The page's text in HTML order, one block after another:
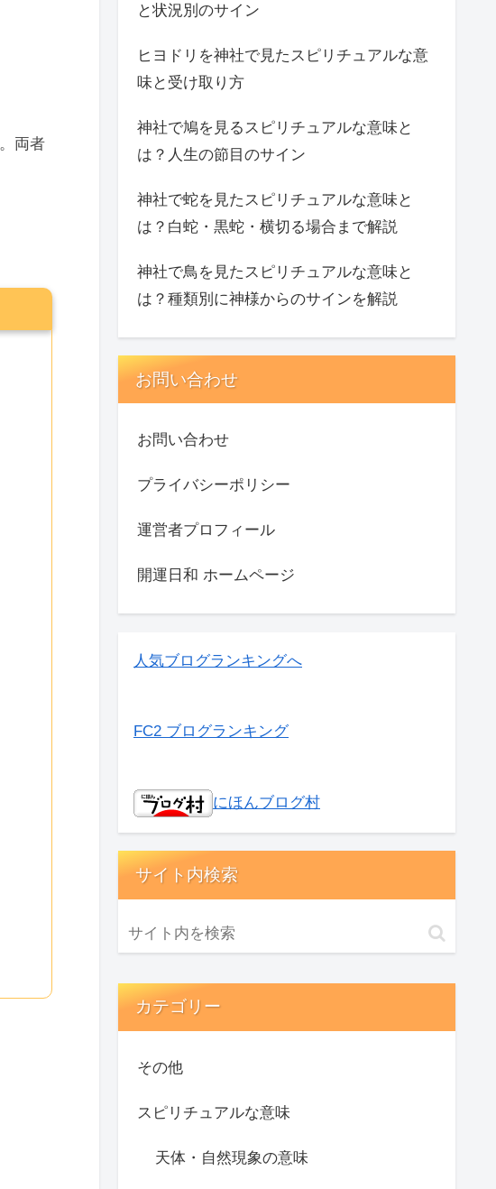
。両者
と状況別のサイン
ヒヨドリを神社で見たスピリチュアルな意
味と受け取り方
神社で鳩を見るスピリチュアルな意味と
は？人生の節目のサイン
神社で蛇を見たスピリチュアルな意味と
は？白蛇・黒蛇・横切る場合まで解説
神社で鳥を見たスピリチュアルな意味と
は？種類別に神様からのサインを解説
お問い合わせ
お問い合わせ
プライバシーポリシー
運営者プロフィール
開運日和 ホームページ
人気ブログランキングへ
FC2 ブログランキング
にほんブログ村
サイト内検索
カテゴリー
その他
スピリチュアルな意味
天体・自然現象の意味